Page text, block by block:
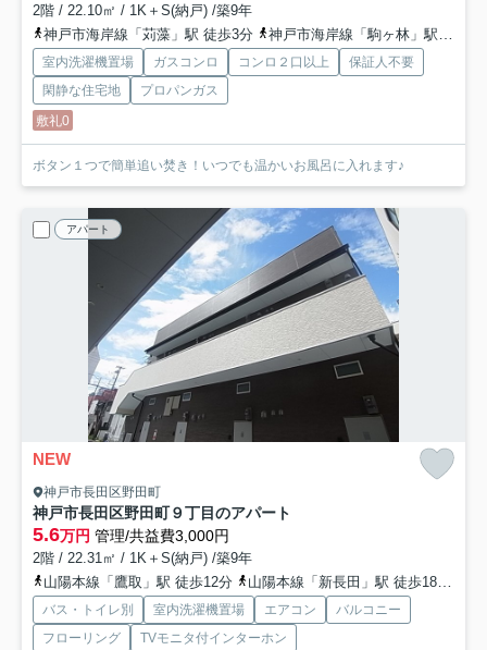
2階 / 22.10㎡ / 1K＋S(納戸) /築9年
神戸市海岸線「苅藻」駅 徒歩3分
神戸市海岸線「駒ヶ林」駅 徒歩12分
室内洗濯機置場 ガスコンロ コンロ２口以上
保証人不要
閑静な住宅地
プロパンガス
敷礼0
ボタン１つで簡単追い焚き！いつでも温かいお風呂に入れます♪
アパート
NEW
神戸市長田区野田町
神戸市長田区野田町９丁目のアパート
5.6万円 管理/共益費3,000円
2階 / 22.31㎡ / 1K＋S(納戸) /築9年
山陽本線「鷹取」駅 徒歩12分
山陽本線「新長田」駅 徒歩18分
バス・トイレ別 室内洗濯機置場 エアコン
バルコニー
フローリング
TVモニタ付インターホン